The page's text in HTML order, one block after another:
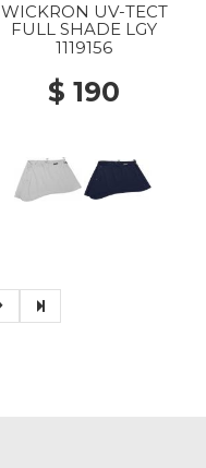
WICKRON UV-TECT
FULL SHADE LGY
1119156
$ 190